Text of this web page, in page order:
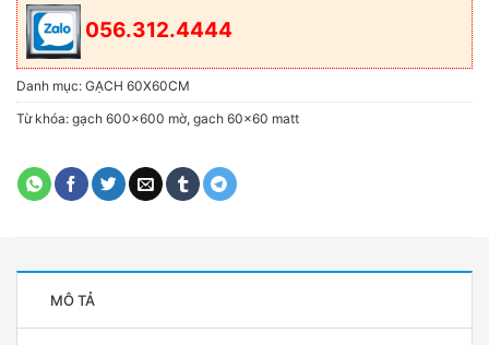
056.312.4444
Danh mục: GẠCH 60X60CM
Từ khóa: gạch 600x600 mờ, gach 60x60 matt
MÔ TẢ